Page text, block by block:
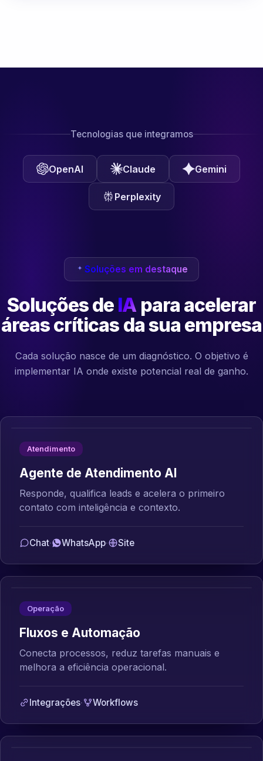
Tecnologias que integramos
OpenAI Claude Gemini
Perplexity
Soluções em destaque
Soluções de IA para acelerar
áreas críticas da sua empresa
Cada solução nasce de um diagnóstico. O objetivo é
implementar IA onde existe potencial real de ganho.
Atendimento
Agente de Atendimento AI
Responde, qualifica leads e acelera o primeiro
contato com inteligência e contexto.
Chat· WhatsApp· Site
Operação
Fluxos e Automação
Conecta processos, reduz tarefas manuais e
melhora a eficiência operacional.
Integrações· Workflows